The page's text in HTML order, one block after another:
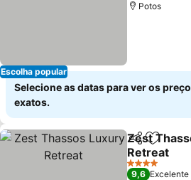
Escolha popular
Potos
Selecione as datas para ver os
exatos.
Partilhar
Zest
Retreat
4 Estrelas
9,6 Excelente